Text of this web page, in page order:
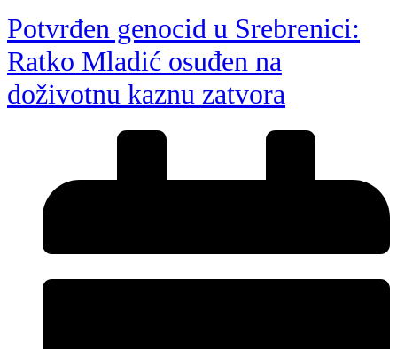
Potvrđen genocid u Srebrenici:
Ratko Mladić osuđen na
doživotnu kaznu zatvora